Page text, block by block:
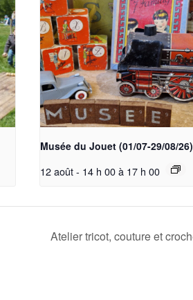
Musée du Jouet (01/07-29/08/26)
12 août - 14 h 00à 17 h 00
Atelier tricot, couture et